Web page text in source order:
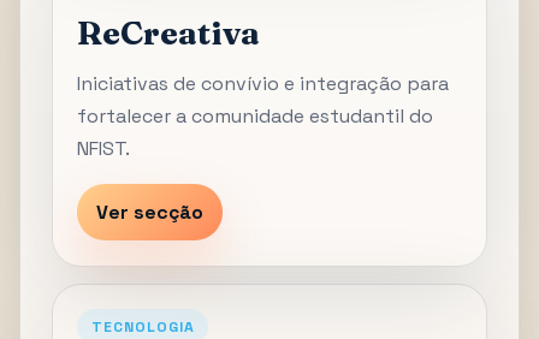
ReCreativa
Iniciativas de convívio e integração para
fortalecer a comunidade estudantil do
NFIST.
Ver secção
TECNOLOGIA